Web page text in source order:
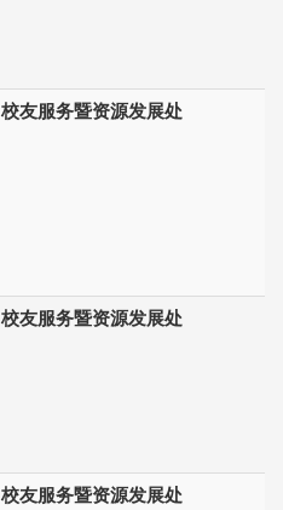
校友服务暨资源发展处
校友服务暨资源发展处
校友服务暨资源发展处